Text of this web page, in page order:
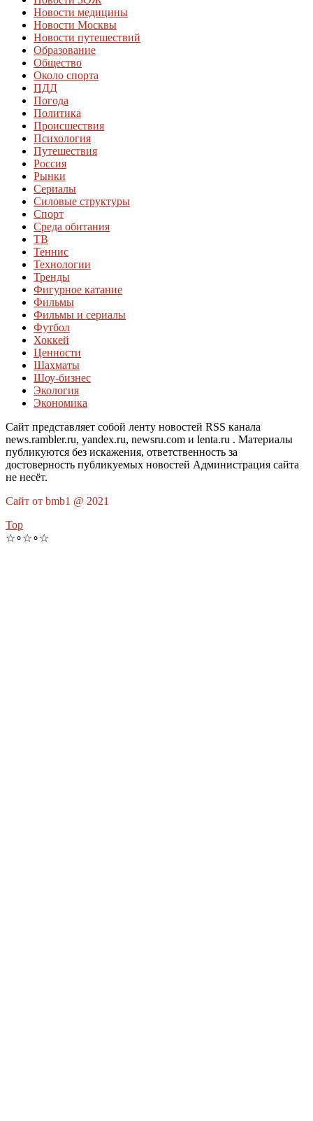
Новости медицины
Новости Москвы
Новости путешествий
Образование
Общество
Около спорта
ПДД
Погода
Политика
Происшествия
Психология
Путешествия
Россия
Рынки
Сериалы
Силовые структуры
Спорт
Среда обитания
ТВ
Теннис
Технологии
Тренды
Фигурное катание
Фильмы
Фильмы и сериалы
Футбол
Хоккей
Ценности
Шахматы
Шоу-бизнес
Экология
Экономика
Сайт представляет собой ленту новостей RSS канала
news.rambler.ru, yandex.ru, newsru.com и lenta.ru . Материалы
публикуются без искажения, ответственность за
достоверность публикуемых новостей Администрация сайта
не несёт.
Сайт от bmb1 @ 2021
Top
☆∘☆∘☆